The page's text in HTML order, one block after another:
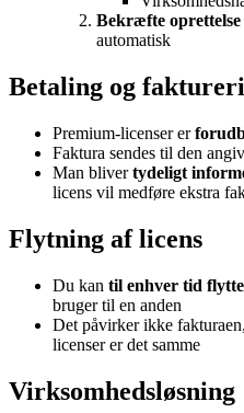
Bekræfte oprettelse
automatisk
Betaling og
Premium-licenser er
Faktura sendes til den
Man blivertydeligt
licens vil medføre ekstra
Flytning af licens
Du kan til enhver tid
bruger til en anden
Det påvirker ikke
licenser er det samme
Virksomhedsløsning